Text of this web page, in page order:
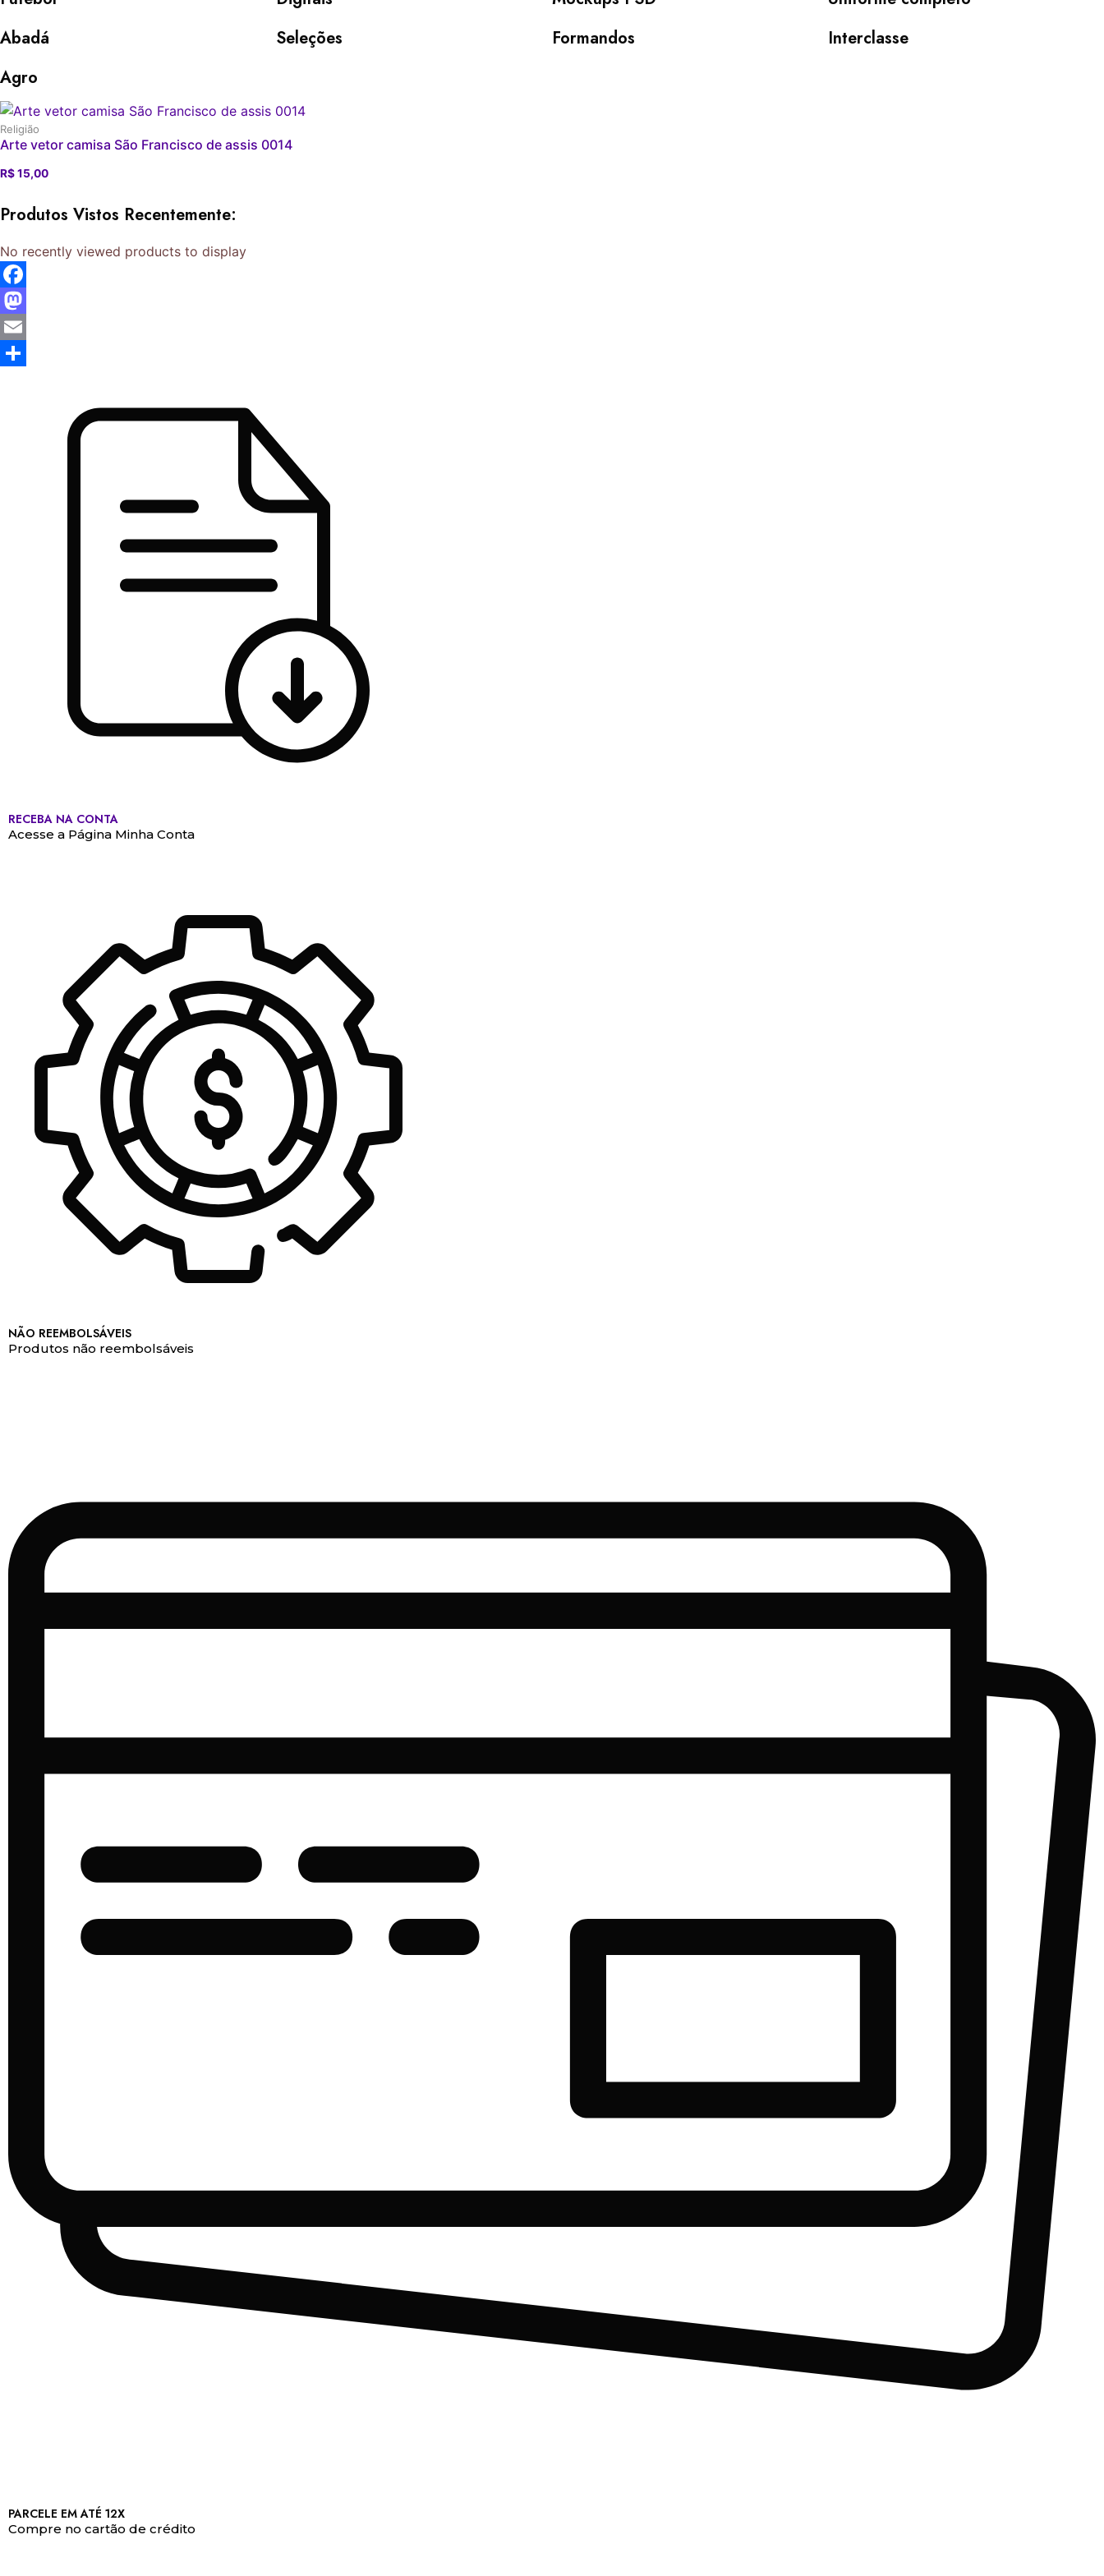
Abadá
Seleções Formandos
Interclasse
Agro
Religião
Arte vetor camisa São Francisco de assis 0014
O
original
R$ 20,00.
R$15,00
O
atual
R$ 15,00.
Produtos Vistos Recentemente:
No recently viewed products to display
Facebook
Mastodon
Email
RECEBA NA CONTA
Acesse a Página Minha Conta
NÃO REEMBOLSÁVEIS
Produtos não reembolsáveis
PARCELE EM ATÉ 12X
Compre no cartão de crédito